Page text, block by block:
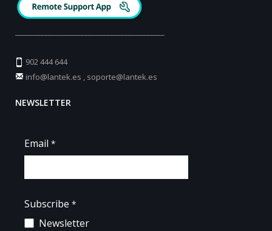
902 444 644
info@lantek.es
soporte@lantek.es
NEWSLETTER